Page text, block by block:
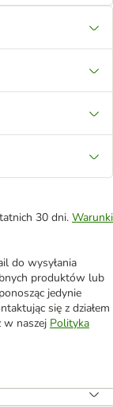
30 dni. Warunki
do wysyłania
produktów lub
jedynie
się z działem
w naszej Polityka